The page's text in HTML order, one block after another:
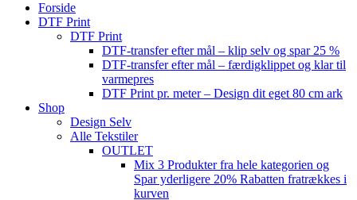
Forside
DTF Print
DTF Print
DTF-transfer efter mål – klip selv og spar 25 %
DTF-transfer efter mål – færdigklippet og klar til
varmepres
DTF Print pr. meter – Design dit eget 80 cm ark
Shop
Design Selv
Alle Tekstiler
OUTLET
Mix 3 Produkter fra hele kategorien og
Spar yderligere 20% Rabatten fratrækkes i
kurven